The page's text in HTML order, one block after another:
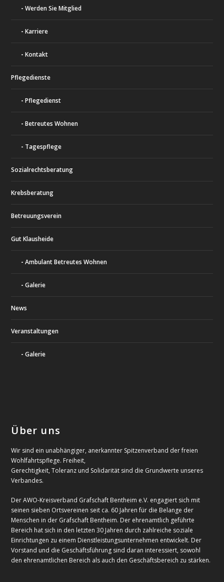
Werden Sie Mitglied
Karriere
Kontakt
Pflegedienste
Pflegedienst
Betreutes Wohnen
Tagespflege
Sozialrechtsberatung
Krebsberatung
Betreuungsverein
Gut Klausheide
Ambulant Betreutes Wohnen
Galerie
News
Veranstaltungen
Galerie
Über uns
Wir sind ein unabhängiger, anerkannter Spitzenverband der freien
Wohlfahrtspflege. Freiheit,
Gerechtigkeit, Toleranz und Solidarität sind die Grundwerte unseres
Verbandes.
Der AWO-Kreisverband Grafschaft Bentheim e.V. engagiert sich mit
seinen sieben Ortsvereinen seit ca. 60 Jahren für die Belange der
Menschen in der Grafschaft Bentheim. Der ehrenamtlich geführte
Bereich hat sich in den letzten 30 Jahren durch zahlreiche soziale
Einrichtungen zu einem Dienstleistungsunternehmen entwickelt. Der
Vorstand und die Geschäftsführung sind daran interessiert, sowohl
den ehrenamtlichen Bereich als auch den Geschäftsbereich zu stärken.